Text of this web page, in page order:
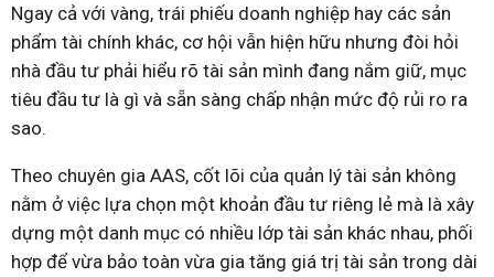
Ngay cả với vàng, trái phiếu doanh nghiệp hay các sản
phẩm tài chính khác, cơ hội vẫn hiện hữu nhưng đòi hỏi
nhà đầu tư phải hiểu rõ tài sản mình đang nắm giữ, mục
tiêu đầu tư là gì và sẵn sàng chấp nhận mức độ rủi ro ra
sao.
Theo chuyên gia AAS, cốt lõi của quản lý tài sản không
nằm ở việc lựa chọn một khoản đầu tư riêng lẻ mà là xây
dựng một danh mục có nhiều lớp tài sản khác nhau, phối
hợp để vừa bảo toàn vừa gia tăng giá trị tài sản trong dài